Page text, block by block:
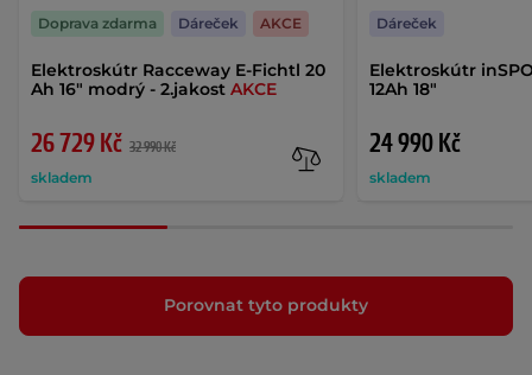
Elektroskútr Racceway E-Fichtl 20
Ah 16" modrý - 2.jakost AKCE
26 729 Kč 32 990 Kč
skladem
Doprava zdarma Dáreček AKCE
Elektroskútr
12Ah 18"
24 990 Kč
skladem
Dáreček
Porovnat tyto produkty